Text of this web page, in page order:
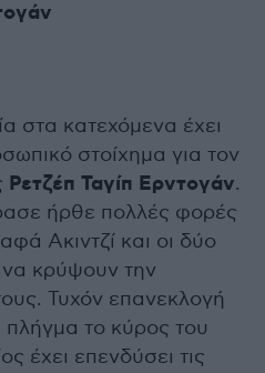
στα κατεχόμενα έχει
στοίχημα για τον
Ρετζέπ Ταγίπ Ερντογάν.
ήρθε πολλές φορές
Ακιντζί και οι δύο
κρύψουν την
Τυχόν επανεκλογή
πλήγμα το κύρος του
έχει επενδύσει τις